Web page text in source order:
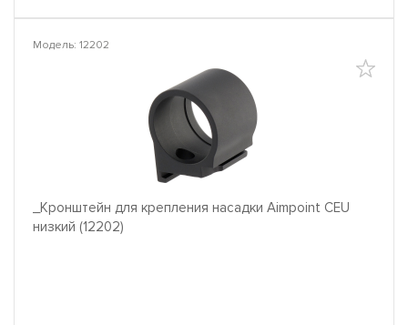
Модель: 12202
_Кронштейн для крепления насадки Aimpoint CEU
низкий (12202)